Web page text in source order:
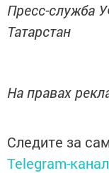
Пресс-служба
Татарстан
На правах
Следите за
Telegram-